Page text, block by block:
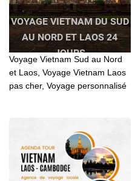
VOYAGE VIETNAM DU SUD
AU NORD ET LAOS 24
JOURS
Voyage Vietnam Sud au Nord
et Laos, Voyage Vietnam Laos
pas cher, Voyage personnalisé